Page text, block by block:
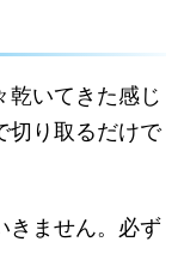
乾いてきた感じ
切り取るだけで
きません。必ず